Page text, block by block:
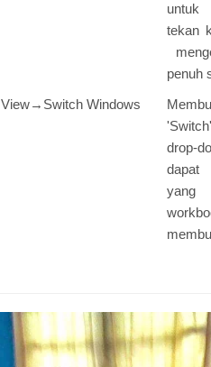
untuk
tekan
penuh
View→Switch Windows
drop-
dapat